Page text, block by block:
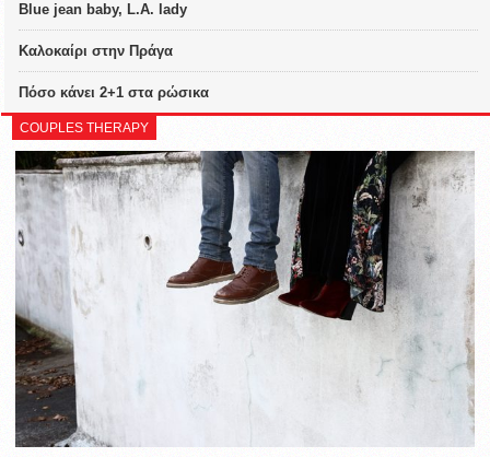
Blue jean baby, L.A. lady
Καλοκαίρι στην Πράγα
Πόσο κάνει 2+1 στα ρώσικα
COUPLES THERAPY